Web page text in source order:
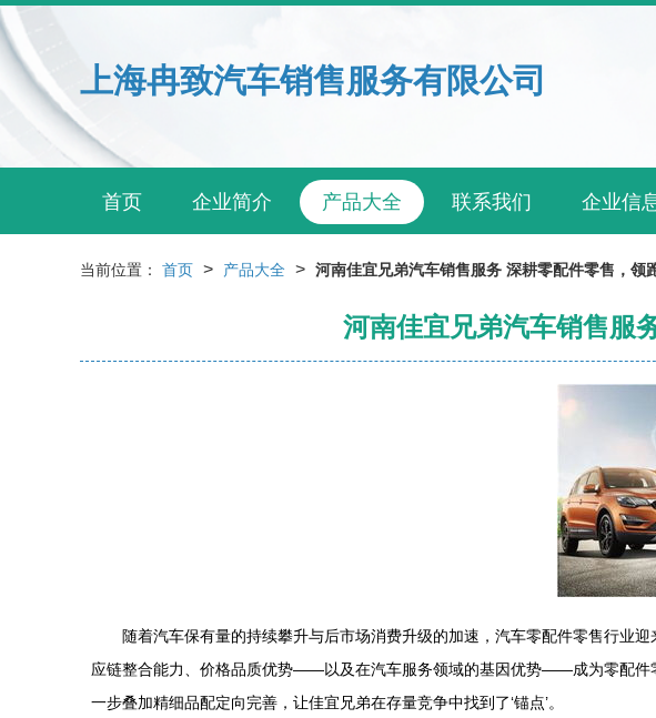
上海冉致汽车销售服务有限公司
首页 企业简介 产品大全 联系我们 企业信
当前位置： 首页 > 产品大全 > 河南佳宜兄弟汽车销售服务 深耕零配件零售，领
河南佳宜兄弟汽车销售服
随着汽车保有量的持续攀升与后市场消费升级的加速，汽车零配件零售行业
应链整合能力、价格品质优势——以及在汽车服务领域的基因优势——成为零配件
一步叠加精细品配定向完善，让佳宜兄弟在存量竞争中找到了‘锚点’。